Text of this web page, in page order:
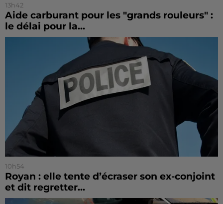
13h42
Aide carburant pour les "grands rouleurs" :
le délai pour la...
10h54
Royan : elle tente d’écraser son ex-conjoint
et dit regretter...